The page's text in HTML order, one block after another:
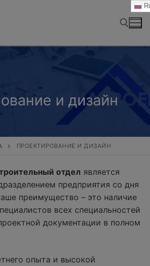
и дизайн
ПРОЕКТИРОВАНИЕ И ДИЗАЙН
отдел является
предприятия со дня
преимущество – это наличие
всех специальностей
документации в полном
опыта и высокой